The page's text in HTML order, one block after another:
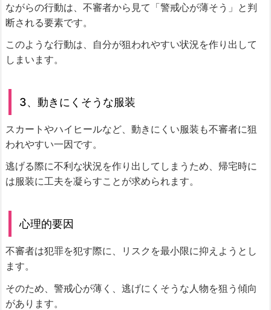
ながらの行動は、不審者から見て「警戒心が薄そう」と判
断される要素です。
このような行動は、自分が狙われやすい状況を作り出して
しまいます。
3、動きにくそうな服装
スカートやハイヒールなど、動きにくい服装も不審者に狙
われやすい一因です。
逃げる際に不利な状況を作り出してしまうため、帰宅時に
は服装に工夫を凝らすことが求められます。
心理的要因
不審者は犯罪を犯す際に、リスクを最小限に抑えようとし
ます。
そのため、警戒心が薄く、逃げにくそうな人物を狙う傾向
があります。